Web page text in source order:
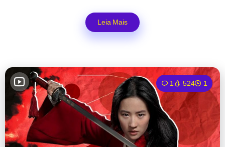
Leia Mais
1 524 1